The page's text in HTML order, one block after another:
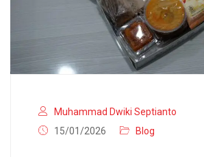
Muhammad Dwiki Septianto
15/01/2026
Blog